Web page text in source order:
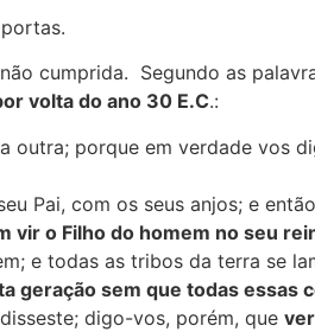
cumprida. Segundo as
volta do ano 30 E.C.:
outra; porque em verdade vos
Pai, com os seus anjos; e
vir o Filho do homem no seu
e todas as tribos da terra se
geração sem que todas essas
digo-vos, porém, que